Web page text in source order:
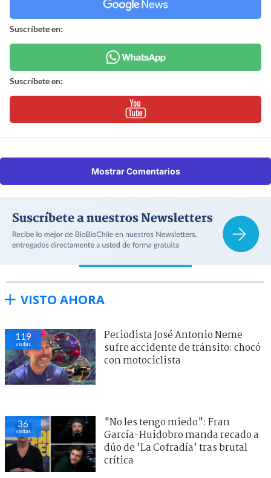
Suscríbete en:
Suscríbete en:
Mostrar Comentarios
VISTO AHORA
119
visitas
Periodista José Antonio Neme
sufre accidente de tránsito: chocó
con motociclista
36
visitas
"No les tengo miedo": Fran
García-Huidobro manda recado a
dúo de ’La Cofradía’ tras brutal
crítica